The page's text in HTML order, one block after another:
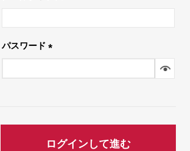
(必
須)
パスワード
(必
ログインして進む